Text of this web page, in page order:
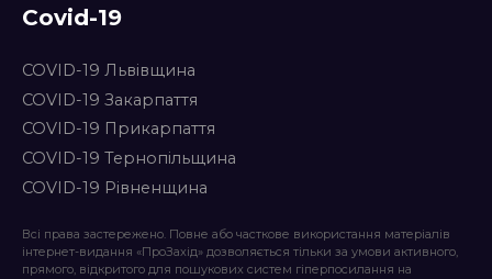
Covid-19
COVID-19 Львівщина
COVID-19 Закарпаття
COVID-19 Прикарпаття
COVID-19 Тернопільщина
COVID-19 Рівненщина
Всі права застережено. Повне або часткове використання матеріалів
інтернет-видання «ПроЗахід» дозволяється тільки за умови активного,
прямого, відкритого для пошукових систем гіперпосилання на